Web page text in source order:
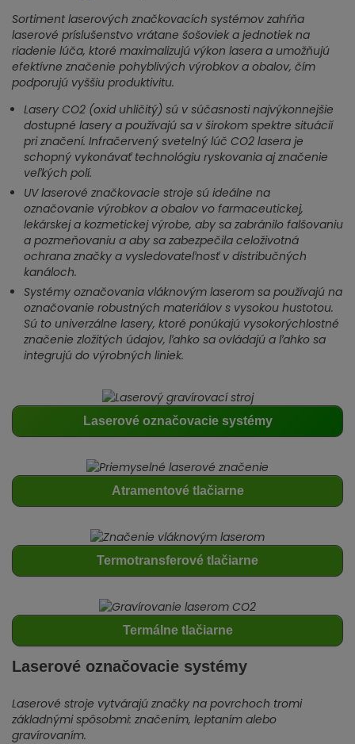
Sortiment laserových značkovacích systémov zahŕňa
laserové príslušenstvo vrátane šošoviek a jednotiek na
riadenie lúča, ktoré maximalizujú výkon lasera a umožňujú
efektívne značenie pohyblivých výrobkov a obalov, čím
podporujú vyššiu produktivitu.
Lasery CO2 (oxid uhličitý) sú v súčasnosti najvýkonnejšie
dostupné lasery a používajú sa v širokom spektre situácií
pri značení. Infračervený svetelný lúč CO2 lasera je
schopný vykonávať technológiu ryskovania aj značenie
veľkých polí.
UV laserové značkovacie stroje sú ideálne na
označovanie výrobkov a obalov vo farmaceutickej,
lekárskej a kozmetickej výrobe, aby sa zabránilo falšovaniu
a pozmeňovaniu a aby sa zabezpečila celoživotná
ochrana značky a vysledovateľnosť v distribučných
kanáloch.
Systémy označovania vláknovým laserom sa používajú na
označovanie robustných materiálov s vysokou hustotou.
Sú to univerzálne lasery, ktoré ponúkajú vysokorýchlostné
značenie zložitých údajov, ľahko sa ovládajú a ľahko sa
integrujú do výrobných liniek.
Laserové označovacie systémy
Atramentové tlačiarne
Termotransferové tlačiarne
Termálne tlačiarne
Laserové označovacie systémy
Laserové stroje vytvárajú značky na povrchoch tromi
základnými spôsobmi: značením, leptaním alebo
gravírovaním.